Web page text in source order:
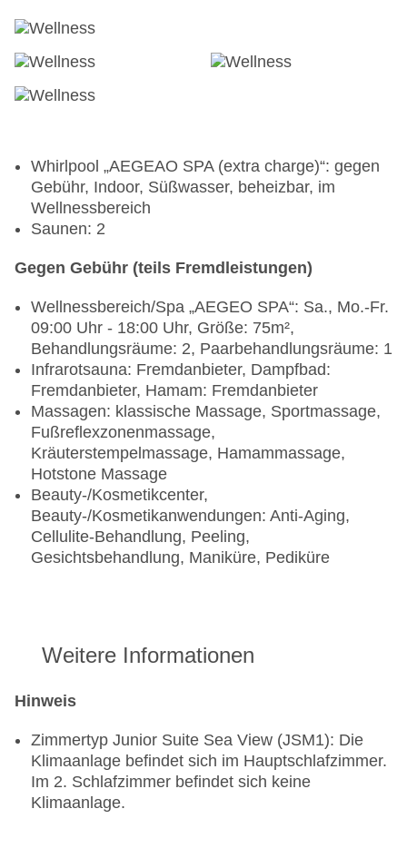
Whirlpool „AEGEAO SPA (extra charge)“: gegen
Gebühr, Indoor, Süßwasser, beheizbar, im
Wellnessbereich
Saunen: 2
Gegen Gebühr (teils Fremdleistungen)
Wellnessbereich/Spa „AEGEO SPA“: Sa., Mo.-Fr.
09:00 Uhr - 18:00 Uhr, Größe: 75m²,
Behandlungsräume: 2, Paarbehandlungsräume: 1
Infrarotsauna: Fremdanbieter, Dampfbad:
Fremdanbieter, Hamam: Fremdanbieter
Massagen: klassische Massage, Sportmassage,
Fußreflexzonenmassage,
Kräuterstempelmassage, Hamammassage,
Hotstone Massage
Beauty-/Kosmetikcenter,
Beauty-/Kosmetikanwendungen: Anti-Aging,
Cellulite-Behandlung, Peeling,
Gesichtsbehandlung, Maniküre, Pediküre
Weitere Informationen
Hinweis
Zimmertyp Junior Suite Sea View (JSM1): Die
Klimaanlage befindet sich im Hauptschlafzimmer.
Im 2. Schlafzimmer befindet sich keine
Klimaanlage.